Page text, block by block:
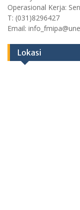
Operasional Kerja:
T: (031)8296427
Email:
Lokasi